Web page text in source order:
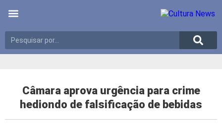
Câmara aprova urgência para crime
hediondo de falsificação de bebidas